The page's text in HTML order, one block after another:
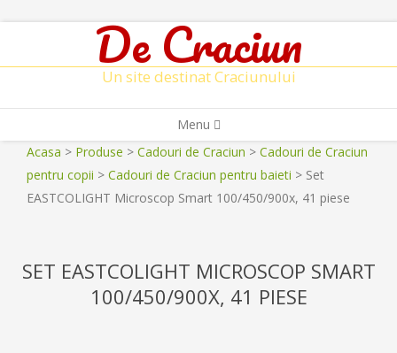
De Craciun
Un site destinat Craciunului
Navigation
Menu
Menu
Acasa > Produse > Cadouri de Craciun > Cadouri de Craciun
pentru copii > Cadouri de Craciun pentru baieti > Set
EASTCOLIGHT Microscop Smart 100/450/900x, 41 piese
SET EASTCOLIGHT MICROSCOP SMART
100/450/900X, 41 PIESE